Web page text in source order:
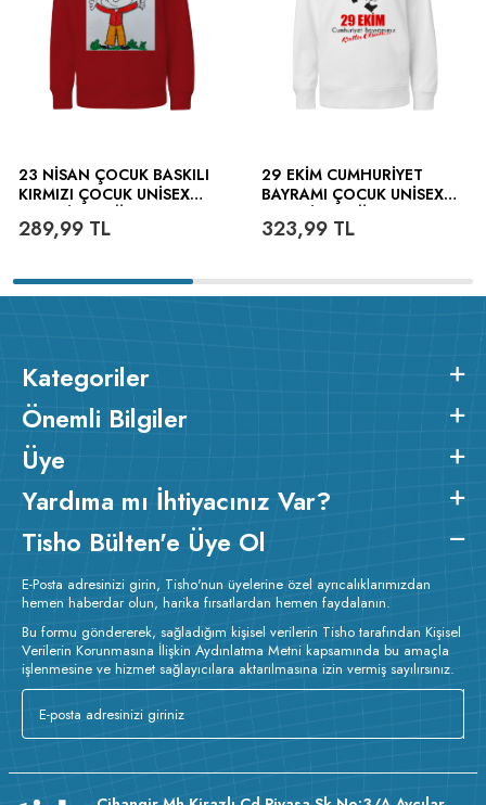
23 NISAN ÇOCUK BASKILI
KIRMIZI ÇOCUK UNISEX
289,99 TL
29 EKIM CUMHURIYET
BAYRAMI ÇOCUK UNISEX
323,99TL
Kategoriler
Önemli Bilgiler
Üye
Yardıma mı İhtiyacınız Var?
Tisho Bülten'e Üye Ol
E-Posta adresinizi girin, Tisho'nun üyelerine özel ayrıcalıklarımızdan
hemen haberdar olun, harika fırsatlardan hemen faydalanın.
Bu formu göndererek, sağladığım kişisel verilerin Tisho tarafından Kişisel
Verilerin Korunmasına İlişkin Aydınlatma Metni kapsamında bu amaçla
işlenmesine ve hizmet sağlayıcılara aktarılmasına izin vermiş sayılırsınız.